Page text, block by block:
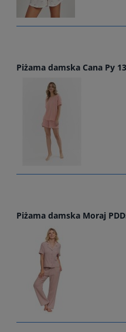
Piżama damska Cana Py
Piżama damska Moraj